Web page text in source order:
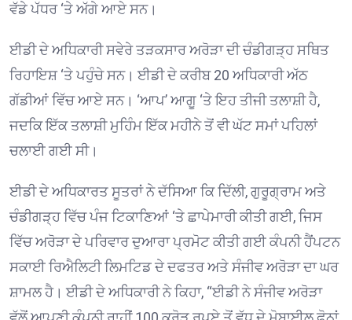
ਵੱਡੇ ਪੱਧਰ ‘ਤੇ ਅੱਗੇ ਆਏ ਸਨ।
ਈਡੀ ਦੇ ਅਧਿਕਾਰੀ ਸਵੇਰੇ ਤੜਕਸਾਰ ਅਰੋੜਾ ਦੀ ਚੰਡੀਗੜ੍ਹ ਸਥਿਤ
ਰਿਹਾਇਸ਼ ‘ਤੇ ਪਹੁੰਚੇ ਸਨ। ਈਡੀ ਦੇ ਕਰੀਬ 20 ਅਧਿਕਾਰੀ ਅੱਠ
ਗੱਡੀਆਂ ਵਿੱਚ ਆਏ ਸਨ। ‘ਆਪ’ ਆਗੂ ‘ਤੇ ਇਹ ਤੀਜੀ ਤਲਾਸ਼ੀ ਹੈ,
ਜਦਕਿ ਇੱਕ ਤਲਾਸ਼ੀ ਮੁਹਿੰਮ ਇੱਕ ਮਹੀਨੇ ਤੋਂ ਵੀ ਘੱਟ ਸਮਾਂ ਪਹਿਲਾਂ
ਚਲਾਈ ਗਈ ਸੀ।
ਈਡੀ ਦੇ ਅਧਿਕਾਰਤ ਸੂਤਰਾਂ ਨੇ ਦੱਸਿਆ ਕਿ ਦਿੱਲੀ, ਗੁਰੂਗ੍ਰਾਮ ਅਤੇ
ਚੰਡੀਗੜ੍ਹ ਵਿੱਚ ਪੰਜ ਟਿਕਾਣਿਆਂ ‘ਤੇ ਛਾਪੇਮਾਰੀ ਕੀਤੀ ਗਈ, ਜਿਸ
ਵਿੱਚ ਅਰੋੜਾ ਦੇ ਪਰਿਵਾਰ ਦੁਆਰਾ ਪ੍ਰਮੋਟ ਕੀਤੀ ਗਈ ਕੰਪਨੀ ਹੈਂਪਟਨ
ਸਕਾਈ ਰਿਐਲਿਟੀ ਲਿਮਟਿਡ ਦੇ ਦਫਤਰ ਅਤੇ ਸੰਜੀਵ ਅਰੋੜਾ ਦਾ ਘਰ
ਸ਼ਾਮਲ ਹੈ। ਈਡੀ ਦੇ ਅਧਿਕਾਰੀ ਨੇ ਕਿਹਾ, “ਈਡੀ ਨੇ ਸੰਜੀਵ ਅਰੋੜਾ